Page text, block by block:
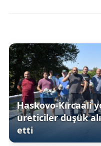
Haskovo-Kırcaali
üreticiler düşük
etti